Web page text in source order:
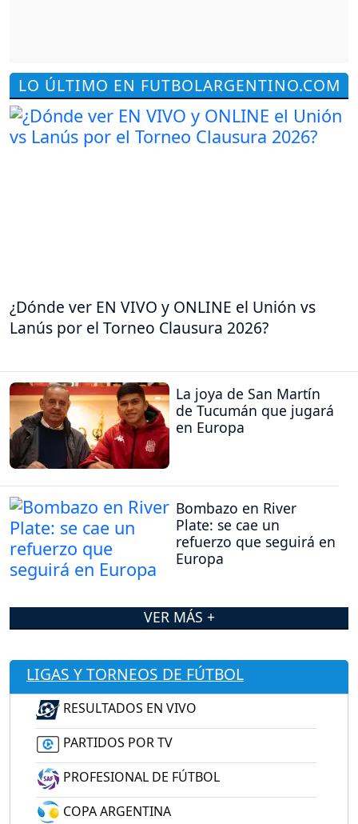
LO ÚLTIMO EN FUTBOLARGENTINO.COM
¿Dónde ver EN VIVO y ONLINE el Unión vs
Lanús por el Torneo Clausura 2026?
La joya de San Martín
de Tucumán que jugará
en Europa
Bombazo en River
Plate: se cae un
refuerzo que seguirá en
Europa
VER MÁS +
LIGAS Y TORNEOS DE FÚTBOL
RESULTADOS EN VIVO
PARTIDOS POR TV
PROFESIONAL DE FÚTBOL
COPA ARGENTINA